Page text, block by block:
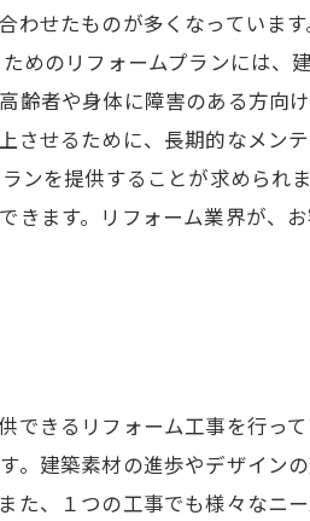
せたものが多くなっていま
めのリフォームプランには、
齢者や身体に障害のある方向
させるために、長期的なメン
ンを提供することが求められ
きます。リフォーム業界が、
できるリフォーム工事を行っ
。建築素材の進歩やデザイン
た、１つの工事でも様々なニ